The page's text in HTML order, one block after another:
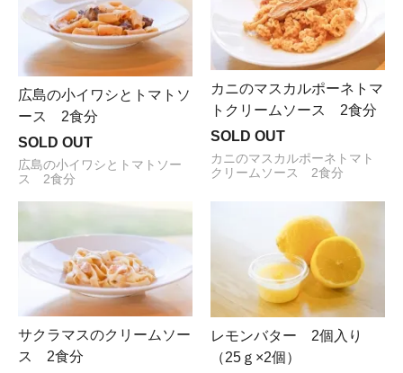
広島の小イワシとトマトソ
ース 2食分
SOLD OUT
広島の小イワシとトマトソー
ス 2食分
カニのマスカルポーネトマ
トクリームソース 2食分
SOLD OUT
カニのマスカルポーネトマト
クリームソース 2食分
サクラマスのクリームソー
ス 2食分
レモンバター 2個入り
（25ｇ×2個）